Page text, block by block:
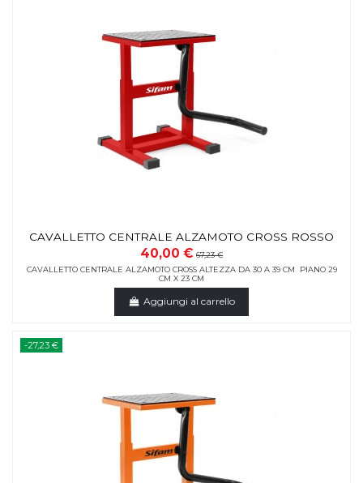
CAVALLETTO CENTRALE ALZAMOTO CROSS ROSSO
40,00 € 67,23 €
CAVALLETTO CENTRALE ALZAMOTO CROSS ALTEZZA DA 30 A 39 CM PIANO 29
CM X 23 CM
Aggiungi al carrello
-27,23 €